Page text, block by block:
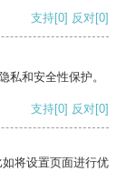
支持[0] 反对[0]
私和安全性保护。
支持[0] 反对[0]
将设置页面进行优